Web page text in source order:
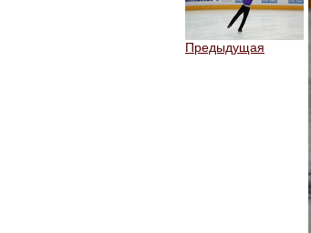
Предыдущая